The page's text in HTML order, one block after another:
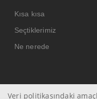
Kısa kısa
Seçtiklerimiz
Ne nerede
Veri politikasındaki